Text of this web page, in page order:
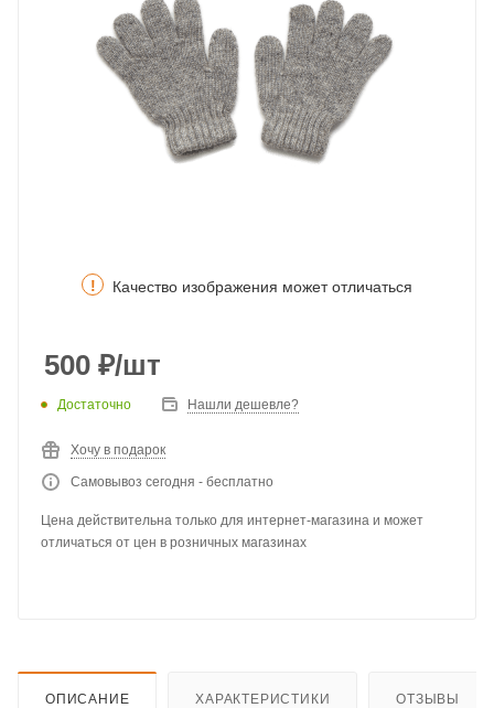
! Качество изображения может отличаться
500 ₽/шт
Достаточно Нашли дешевле?
Хочу в подарок
Самовывоз сегодня - бесплатно
Цена действительна только для интернет-магазина и может
отличаться от цен в розничных магазинах
ОПИСАНИЕ ХАРАКТЕРИСТИКИ ОТЗЫВЫ